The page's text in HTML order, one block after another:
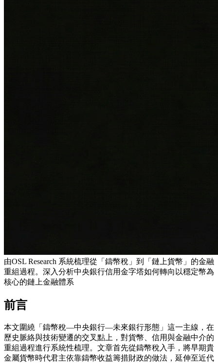
由OSL Research 系統梳理從「鑄幣稅」到「鏈上貨幣」的金融
重組過程。深入分析中央銀行信用金字塔如何轉向以穩定幣為
核心的鏈上金融體系
前言
本文圍繞「鑄幣稅—中央銀行—未來銀行形態」這一主線，在
歷史脈絡與技術變遷的交叉點上，對貨幣、信用與金融中介的
重組過程進行系統性梳理。文章首先從鑄幣稅入手，將早期貴
金屬貨幣時代君主依靠鑄幣收益籌措財政的做法，延伸至近代